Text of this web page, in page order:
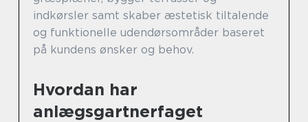
indkørsler samt skaber æstetisk tiltalende
og funktionelle udendørsområder baseret
på kundens ønsker og behov.
Hvordan har
anlægsgartnerfaget